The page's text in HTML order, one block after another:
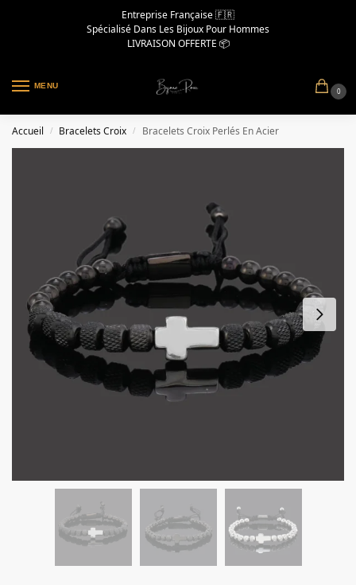
Entreprise Française 🇫🇷
Spécialisé Dans Les Bijoux Pour Hommes
LIVRAISON OFFERTE 📦
MENU
0
Accueil / Bracelets Croix / Bracelets Croix Perlés En Acier